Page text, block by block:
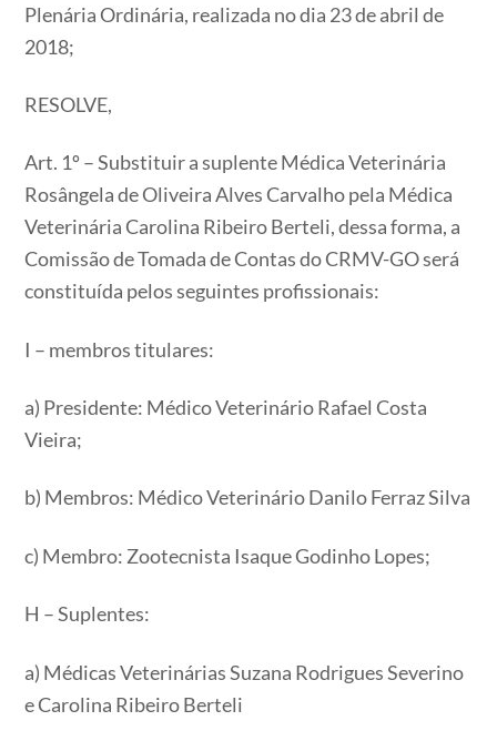
Plenária Ordinária, realizada no dia 23 de abril de
2018;
RESOLVE,
Art. 1º – Substituir a suplente Médica Veterinária
Rosângela de Oliveira Alves Carvalho pela Médica
Veterinária Carolina Ribeiro Berteli, dessa forma, a
Comissão de Tomada de Contas do CRMV-GO será
constituída pelos seguintes profissionais:
I – membros titulares:
a) Presidente: Médico Veterinário Rafael Costa
Vieira;
b) Membros: Médico Veterinário Danilo Ferraz Silva
c) Membro: Zootecnista Isaque Godinho Lopes;
H – Suplentes:
a) Médicas Veterinárias Suzana Rodrigues Severino
e Carolina Ribeiro Berteli